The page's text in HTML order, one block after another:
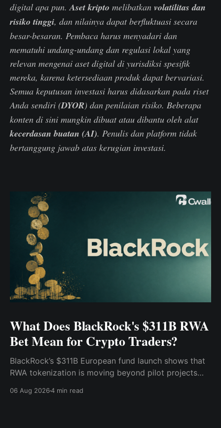
digital apa pun.Aset kripto melibatkan volatilitas dan
risiko tinggi, dan nilainya dapat berfluktuasi secara
besar-besaran. Pembaca harus menyadari dan
mematuhi undang-undang dan regulasi lokal yang
relevan mengenai aset digital di yurisdiksi spesifik
mereka, karena ketersediaan produk dapat bervariasi.
Semua keputusan investasi harus didasarkan pada riset
Anda sendiri (DYOR) dan penilaian risiko. Beberapa
konten di sini mungkin dibuat atau dibantu oleh alat
kecerdasan buatan (AI). Penulis dan platform tidak
bertanggung jawab atas kerugian investasi.
What Does BlackRock's $311B RWA
Bet Mean for Crypto Traders?
BlackRock’s $311B European fund launch shows that
RWA tokenization is moving beyond pilot projects
what it means for crypto traders.
06 Aug 20264 min read